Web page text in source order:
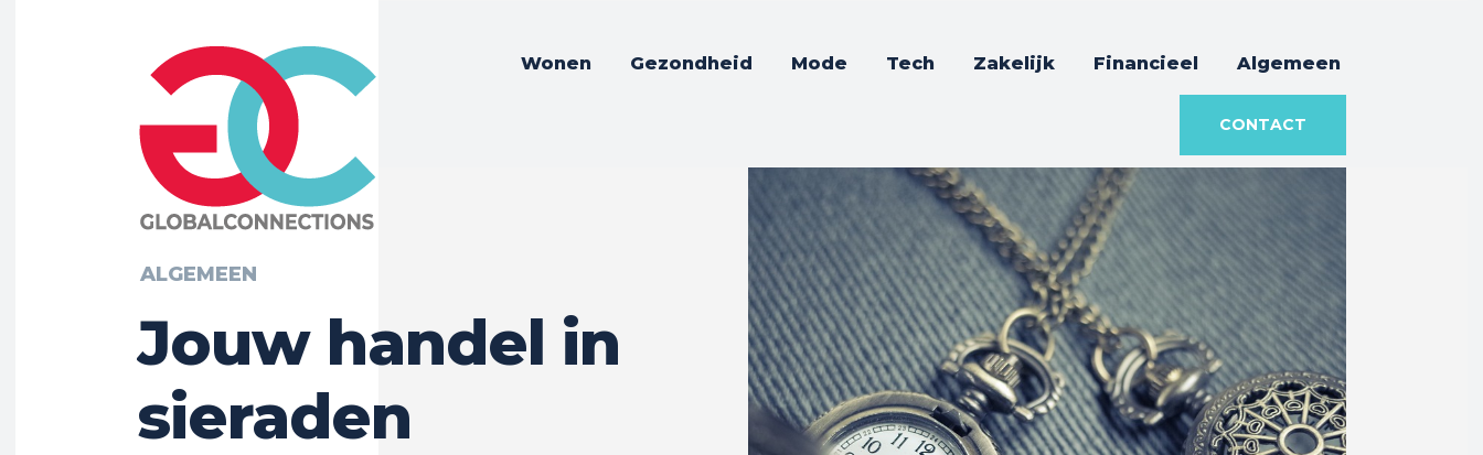
Wonen Gezondheid Mode Tech Zakelijk Financieel Algemeen
CONTACT
ALGEMEEN
Jouw handel in
sieraden